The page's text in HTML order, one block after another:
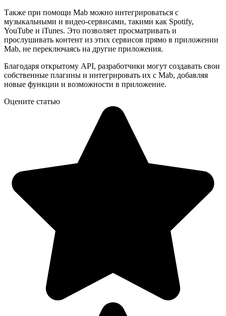
Также при помощи Mab можно интегрироваться с
музыкальными и видео-сервисами, такими как Spotify,
YouTube и iTunes. Это позволяет просматривать и
прослушивать контент из этих сервисов прямо в приложении
Mab, не переключаясь на другие приложения.
Благодаря открытому API, разработчики могут создавать свои
собственные плагины и интегрировать их с Mab, добавляя
новые функции и возможности в приложение.
Оцените статью